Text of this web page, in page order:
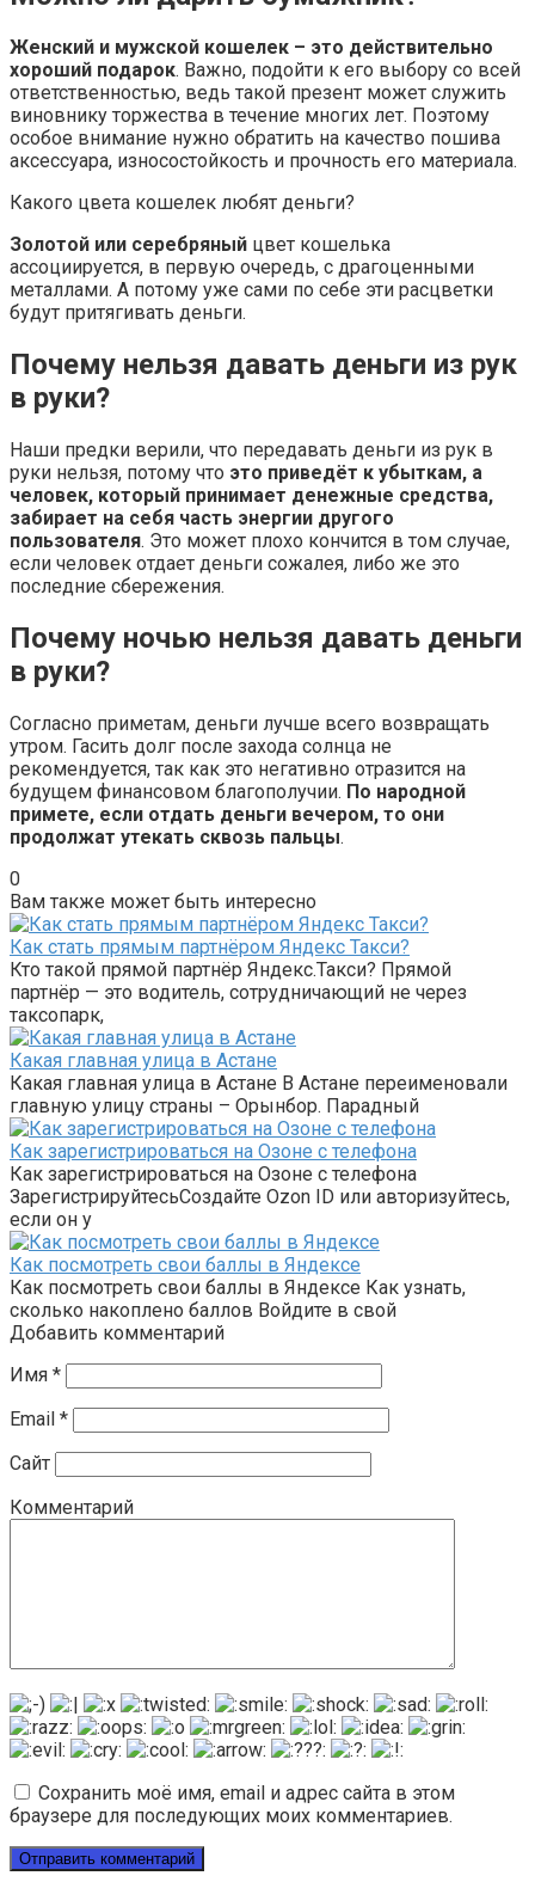
Женский и мужской кошелек – это действительно
хороший подарок. Важно, подойти к его выбору со всей
ответственностью, ведь такой презент может служить
виновнику торжества в течение многих лет. Поэтому
особое внимание нужно обратить на качество пошива
аксессуара, износостойкость и прочность его материала.
Какого цвета кошелек любят деньги?
Золотой или серебряный цвет кошелька
ассоциируется, в первую очередь, с драгоценными
металлами. А потому уже сами по себе эти расцветки
будут притягивать деньги.
Почему нельзя давать деньги из рук
в руки?
Наши предки верили, что передавать деньги из рук в
руки нельзя, потому что это приведёт к убыткам, а
человек, который принимает денежные средства,
забирает на себя часть энергии другого
пользователя. Это может плохо кончится в том случае,
если человек отдает деньги сожалея, либо же это
последние сбережения.
Почему ночью нельзя давать деньги
в руки?
Согласно приметам, деньги лучше всего возвращать
утром. Гасить долг после захода солнца не
рекомендуется, так как это негативно отразится на
будущем финансовом благополучии. По народной
примете, если отдать деньги вечером, то они
продолжат утекать сквозь пальцы.
0
Вам также может быть интересно
Как стать прямым партнёром Яндекс Такси?
Кто такой прямой партнёр Яндекс.Такси? Прямой
партнёр — это водитель, сотрудничающий не через
таксопарк,
Какая главная улица в Астане
Какая главная улица в Астане В Астане переименовали
главную улицу страны – Орынбор. Парадный
Как зарегистрироваться на Озоне с телефона
Как зарегистрироваться на Озоне с телефона
ЗарегистрируйтесьСоздайте Ozon ID или авторизуйтесь,
если он у
Как посмотреть свои баллы в Яндексе
Как посмотреть свои баллы в Яндексе Как узнать,
сколько накоплено баллов Войдите в свой
Добавить комментарий
Имя *
Email *
Сайт
Комментарий
Сохранить моё имя, email и адрес сайта в этом
браузере для последующих моих комментариев.